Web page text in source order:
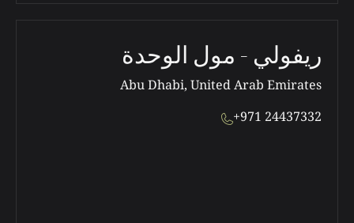
ريفولي - مول الوحدة
Abu Dhabi, United Arab Emirates
+971 24437332